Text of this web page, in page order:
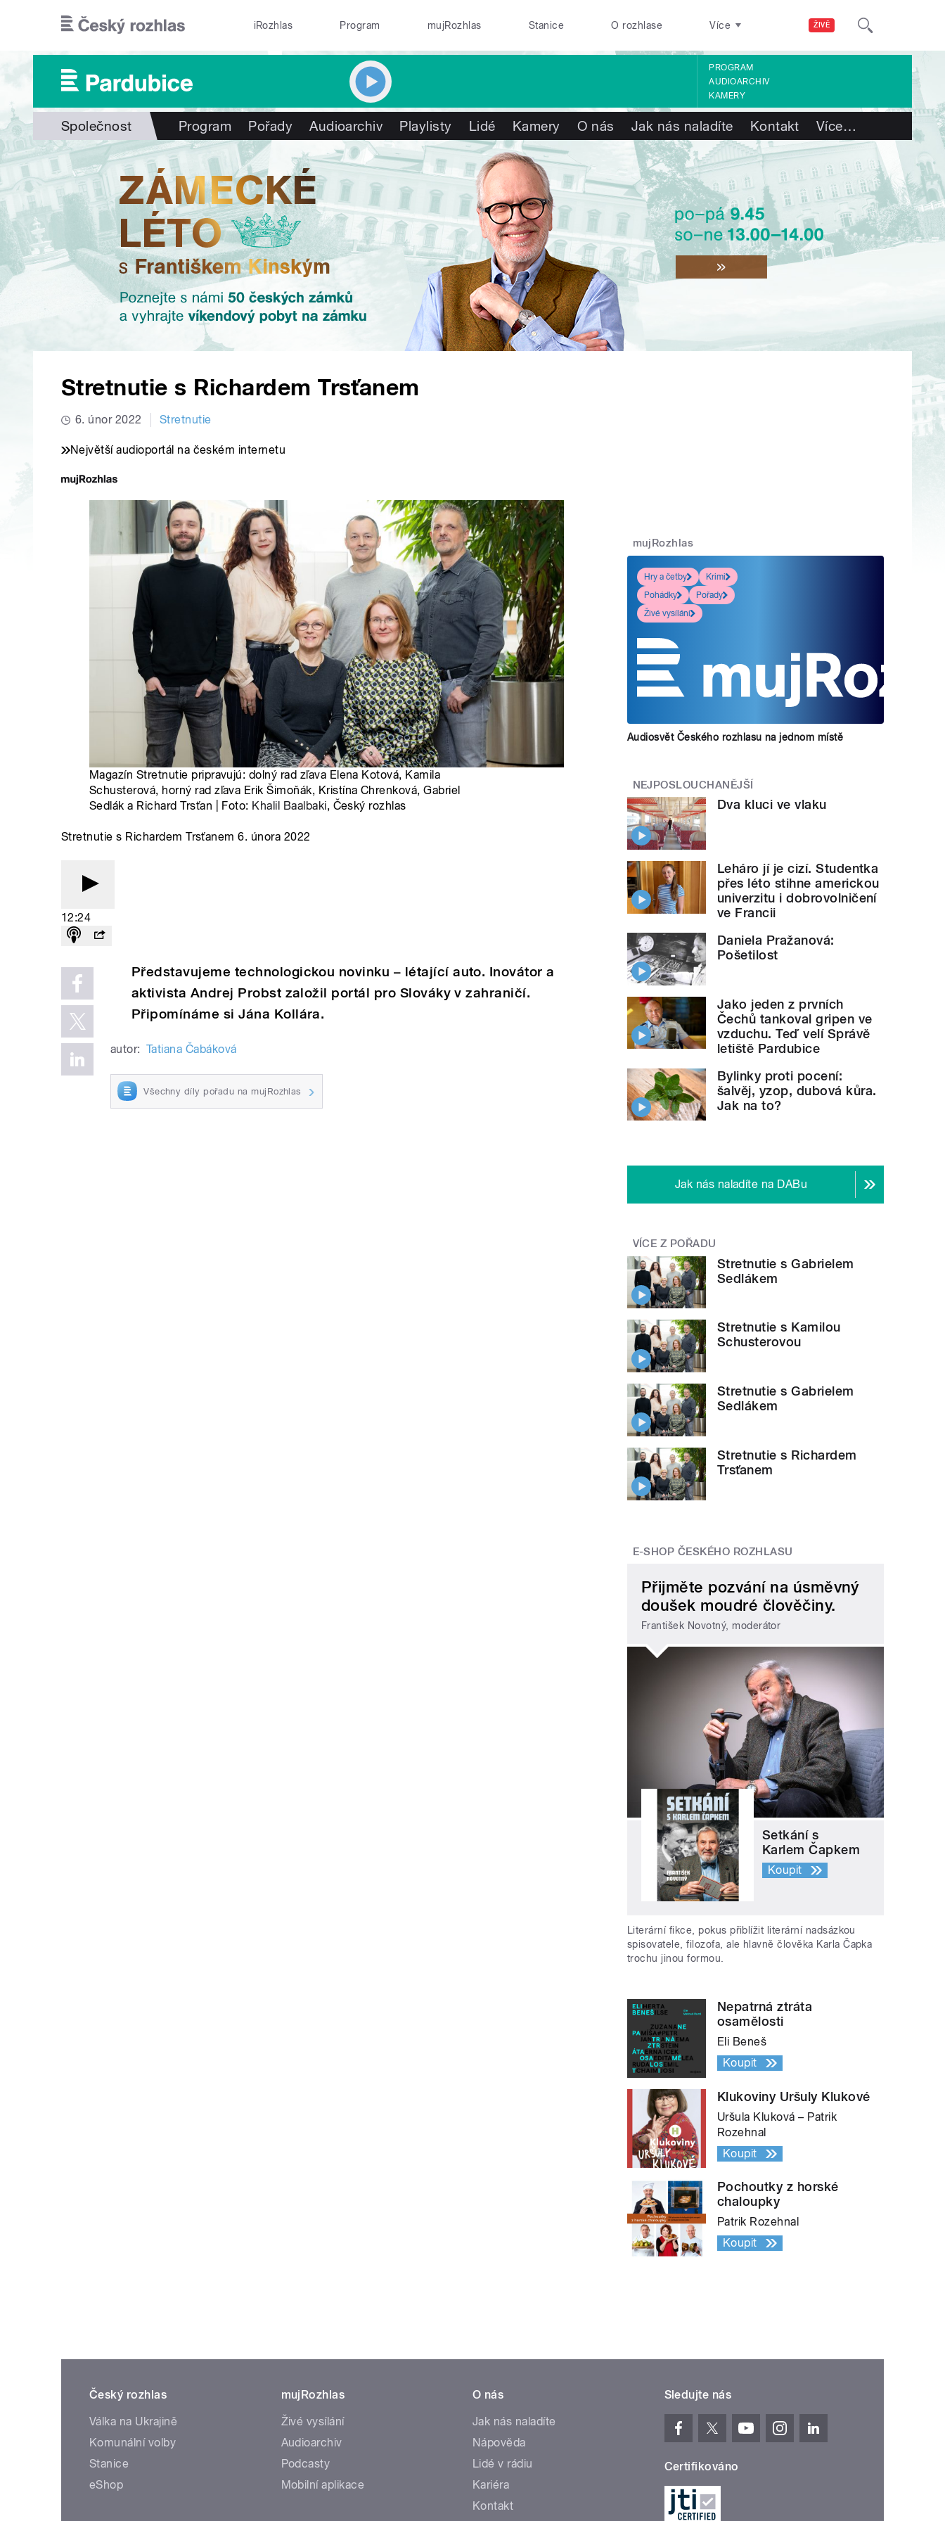
ŽIVĚ
iRozhlas Program mujRozhlas Stanice O rozhlase Více
PROGRAM
AUDIOARCHIV
KAMERY
Společnost Program Pořady Audioarchiv Playlisty Lidé Kamery O nás Jak nás naladíte Kontakt Více…
Stretnutie s Richardem Trsťanem
6. únor 2022 Stretnutie
Největší audioportál na českém internetu
Magazín Stretnutie pripravujú: dolný rad zľava Elena Kotová, Kamila
Schusterová, horný rad zľava Erik Šimoňák, Kristína Chrenková, Gabriel
Sedlák a Richard Trsťan | Foto: Khalil Baalbaki, Český rozhlas
Stretnutie s Richardem Trsťanem 6. února 2022
12:24
Představujeme technologickou novinku – létající auto. Inovátor a
aktivista Andrej Probst založil portál pro Slováky v zahraničí.
Připomínáme si Jána Kollára.
autor: Tatiana Čabáková
Všechny díly pořadu na mujRozhlas
mujRozhlas
Hry a četby
Krimi
Pohádky
Pořady
Živé vysílání
Audiosvět Českého rozhlasu na jednom místě
NEJPOSLOUCHANĚJŠÍ
Dva kluci ve vlaku
Leháro jí je cizí. Studentka
přes léto stihne americkou
univerzitu i dobrovolničení
ve Francii
Daniela Pražanová:
Pošetilost
Jako jeden z prvních
Čechů tankoval gripen ve
vzduchu. Teď velí Správě
letiště Pardubice
Bylinky proti pocení:
šalvěj, yzop, dubová kůra.
Jak na to?
Jak nás naladíte na DABu
VÍCE Z POŘADU
Stretnutie s Gabrielem
Sedlákem
Stretnutie s Kamilou
Schusterovou
Stretnutie s Gabrielem
Sedlákem
Stretnutie s Richardem
Trsťanem
E-SHOP ČESKÉHO ROZHLASU
Přijměte pozvání na úsměvný
doušek moudré člověčiny.
František Novotný, moderátor
Setkání s
Karlem Čapkem
Koupit
Literární fikce, pokus přiblížit literární nadsázkou
spisovatele, filozofa, ale hlavně člověka Karla Čapka
trochu jinou formou.
Nepatrná ztráta
osamělosti
Eli Beneš
Koupit
Klukoviny Uršuly Klukové
Uršula Kluková – Patrik
Rozehnal
Koupit
Pochoutky z horské
chaloupky
Patrik Rozehnal
Koupit
Český rozhlas
Válka na Ukrajině
Komunální volby
Stanice
eShop
mujRozhlas
Živé vysílání
Audioarchiv
Podcasty
Mobilní aplikace
O nás
Jak nás naladíte
Nápověda
Lidé v rádiu
Kariéra
Kontakt
Sledujte nás
Certifikováno